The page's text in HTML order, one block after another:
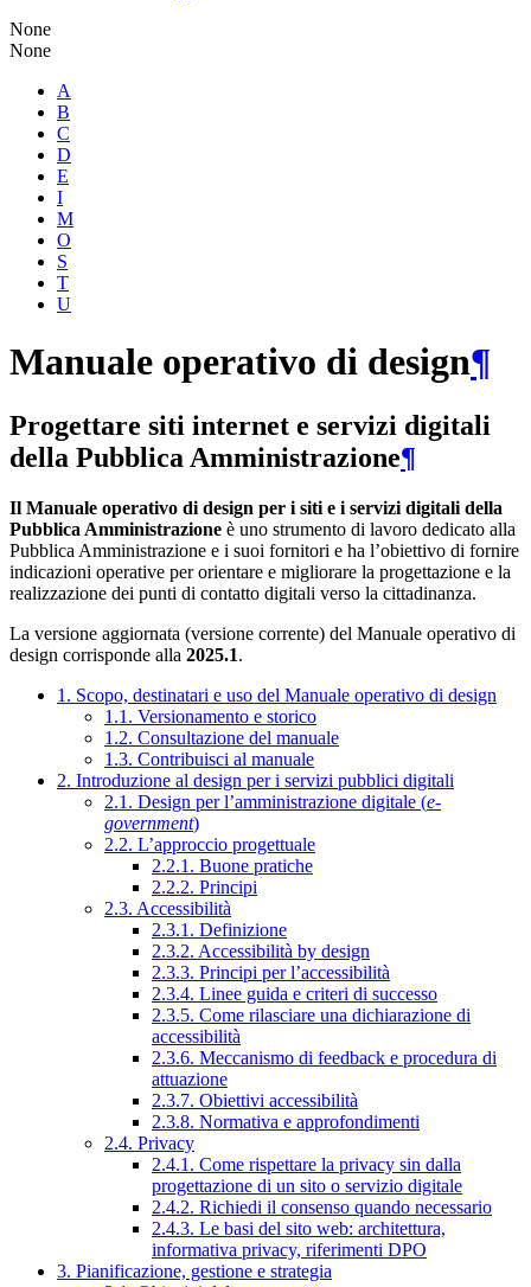
None
None
A
B
C
D
E
I
M
O
S
T
U
Manuale operativo di design¶
Progettare siti internet e servizi digitali
della Pubblica Amministrazione¶
Il Manuale operativo di design per i siti e i servizi digitali della
Pubblica Amministrazione è uno strumento di lavoro dedicato alla
Pubblica Amministrazione e i suoi fornitori e ha l’obiettivo di fornire
indicazioni operative per orientare e migliorare la progettazione e la
realizzazione dei punti di contatto digitali verso la cittadinanza.
La versione aggiornata (versione corrente) del Manuale operativo di
design corrisponde alla 2025.1.
1. Scopo, destinatari e uso del Manuale operativo di design
1.1. Versionamento e storico
1.2. Consultazione del manuale
1.3. Contribuisci al manuale
2. Introduzione al design per i servizi pubblici digitali
2.1. Design per l’amministrazione digitale (e-
government)
2.2. L’approccio progettuale
2.2.1. Buone pratiche
2.2.2. Principi
2.3. Accessibilità
2.3.1. Definizione
2.3.2. Accessibilità by design
2.3.3. Principi per l’accessibilità
2.3.4. Linee guida e criteri di successo
2.3.5. Come rilasciare una dichiarazione di
accessibilità
2.3.6. Meccanismo di feedback e procedura di
attuazione
2.3.7. Obiettivi accessibilità
2.3.8. Normativa e approfondimenti
2.4. Privacy
2.4.1. Come rispettare la privacy sin dalla
progettazione di un sito o servizio digitale
2.4.2. Richiedi il consenso quando necessario
2.4.3. Le basi del sito web: architettura,
informativa privacy, riferimenti DPO
3. Pianificazione, gestione e strategia